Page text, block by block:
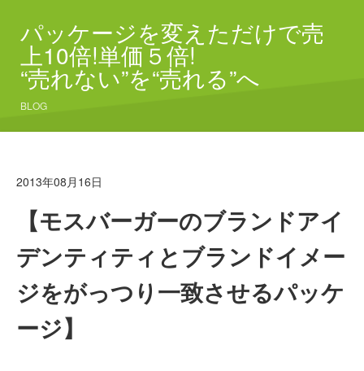
パッケージを変えただけで売
上10倍!単価５倍!
“売れない”を“売れる”へ
BLOG
2013年08月16日
【モスバーガーのブランドアイ
デンティティとブランドイメー
ジをがっつり一致させるパッケ
ージ】